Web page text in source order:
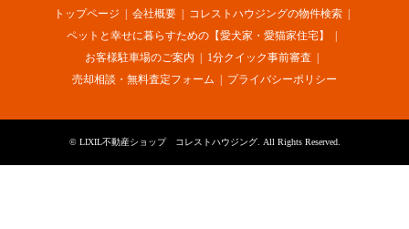
トップページ 会社概要
コレストハウジングの物件検索
ペットと幸せに暮らすための【愛犬家・愛猫家住宅】
お客様駐車場のご案内
1分クイック事前審査
売却相談・無料査定フォーム
プライバシーポリシー
© LIXIL不動産ショップ コレストハウジング. All Rights Reserved.